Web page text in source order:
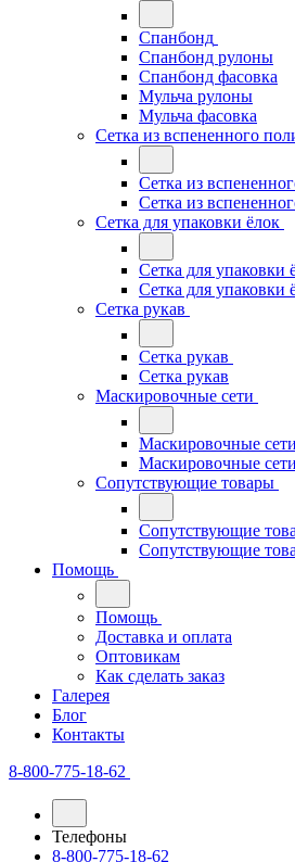
Спанбонд
Спанбонд рулоны
Спанбонд фасовка
Мульча рулоны
Мульча фасовка
Сетка из вспененного
Сетка из
Сетка из
Сетка для упаковки ёлок
Сетка для упаковки
Сетка для упаковки
Сетка рукав
Сетка рукав
Сетка рукав
Маскировочные сети
Маскировочные сети
Маскировочные сети
Сопутствующие товары
Сопутствующие
Сопутствующие
Помощь
Помощь
Доставка и оплата
Оптовикам
Как сделать заказ
Галерея
Блог
Контакты
8-800-775-18-62
Телефоны
8-800-775-18-62